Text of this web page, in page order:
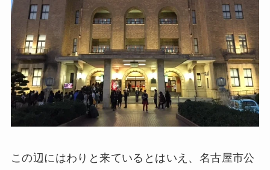
この辺にはわりと来ているとはいえ、名古屋市公